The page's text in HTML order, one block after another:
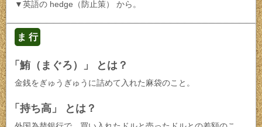
▼英語の hedge（防止策） から。
ま 行
「鮪（まぐろ）」 とは？
金銭をぎゅうぎゅうに詰めて入れた麻袋のこと。
「持ち高」 とは？